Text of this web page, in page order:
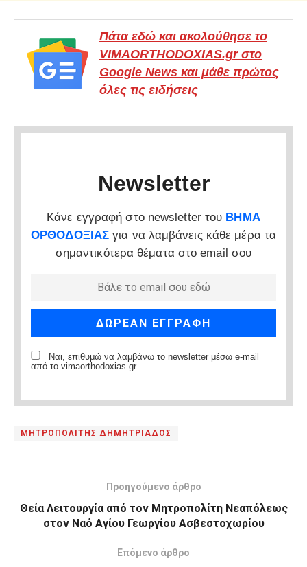
Πάτα εδώ και ακολούθησε το
VIMAORTHODOXIAS.gr στο
Google News και μάθε πρώτος
όλες τις ειδήσεις
Newsletter
Κάνε εγγραφή στο newsletter του ΒΗΜΑ
ΟΡΘΟΔΟΞΙΑΣ για να λαμβάνεις κάθε μέρα τα
σημαντικότερα θέματα στο email σου
Ναι, επιθυμώ να λαμβάνω το newsletter μέσω e-mail
από το vimaorthodoxias.gr
ΜΗΤΡΟΠΟΛΙΤΗΣ ΔΗΜΗΤΡΙΑΔΟΣ
Προηγούμενο άρθρο
Θεία Λειτουργία από τον Μητροπολίτη Νεαπόλεως
στον Ναό Αγίου Γεωργίου Ασβεστοχωρίου
Επόμενο άρθρο